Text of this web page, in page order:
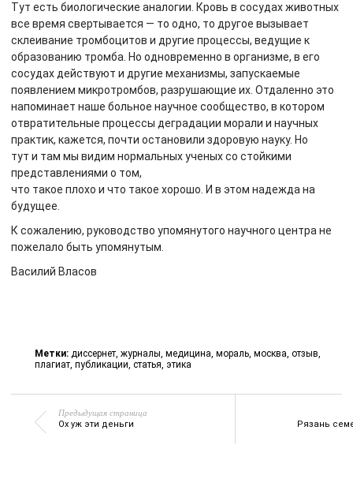
Тут есть биологические аналогии. Кровь в сосудах животных
все время свертывается — то одно, то другое вызывает
склеивание тромбоцитов и другие процессы, ведущие к
образованию тромба. Но одновременно в организме, в его
сосудах действуют и другие механизмы, запускаемые
появлением микротромбов, разрушающие их. Отдаленно это
напоминает наше больное научное сообщество, в котором
отвратительные процессы деградации морали и научных
практик, кажется, почти остановили здоровую науку. Но
тут и там мы видим нормальных ученых со стойкими
представлениями о том,
что такое плохо и что такое хорошо. И в этом надежда на
будущее.
К сожалению, руководство упомянутого научного центра не
пожелало быть упомянутым.
Василий Власов
Метки: диссернет, журналы, медицина, мораль, москва, отзыв,
плагиат, публикации, статья, этика
Предыдущая страница
Ох уж эти деньги Рязань